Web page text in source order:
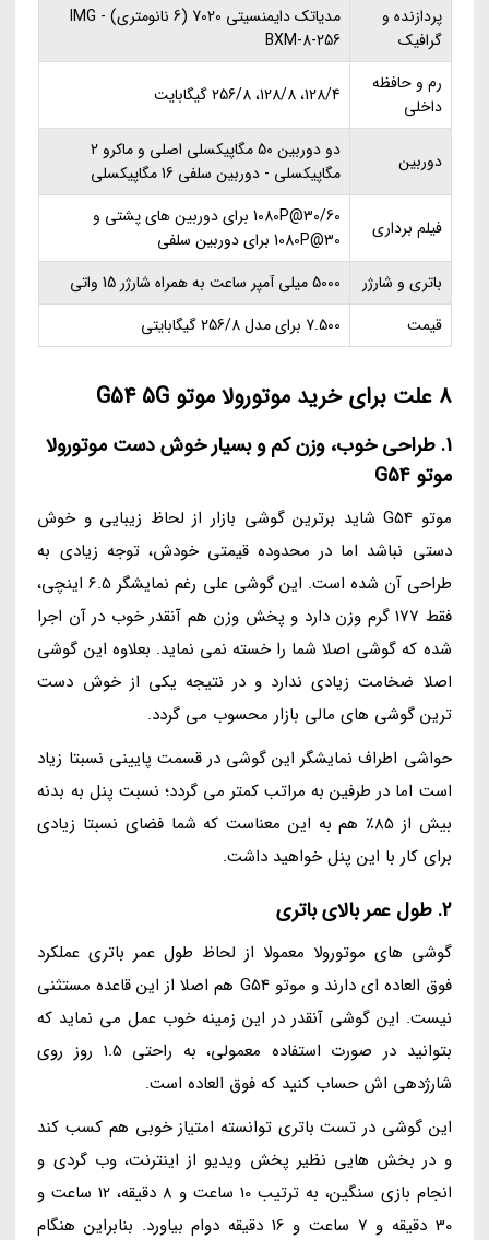
پردازنده و
گرافیک
مدیاتک دایمنسیتی 7020 (6 نانومتری) - IMG
BXM-8-256
رم و حافظه
داخلی
128/4، 128/8، 256/8 گیگابایت
دوربین
دو دوربین 50 مگاپیکسلی اصلی و ماکرو 2
مگاپیکسلی - دوربین سلفی 16 مگاپیکسلی
فیلم برداری
1080P@30/60 برای دوربین های پشتی و
1080P@30 برای دوربین سلفی
باتری و شارژر
5000 میلی آمپر ساعت به همراه شارژر 15 واتی
قیمت
7.500 برای مدل 256/8 گیگابایتی
8 علت برای خرید موتورولا موتو G54 5G
1. طراحی خوب، وزن کم و بسیار خوش دست موتورولا
موتو G54
موتو G54 شاید برترین گوشی بازار از لحاظ زیبایی و خوش
دستی نباشد اما در محدوده قیمتی خودش، توجه زیادی به
طراحی آن شده است. این گوشی علی رغم نمایشگر 6.5 اینچی،
فقط 177 گرم وزن دارد و پخش وزن هم آنقدر خوب در آن اجرا
شده که گوشی اصلا شما را خسته نمی نماید. بعلاوه این گوشی
اصلا ضخامت زیادی ندارد و در نتیجه یکی از خوش دست
ترین گوشی های مالی بازار محسوب می گردد.
حواشی اطراف نمایشگر این گوشی در قسمت پایینی نسبتا زیاد
است اما در طرفین به مراتب کمتر می گردد؛ نسبت پنل به بدنه
بیش از 85٪ هم به این معناست که شما فضای نسبتا زیادی
برای کار با این پنل خواهید داشت.
2. طول عمر بالای باتری
گوشی های موتورولا معمولا از لحاظ طول عمر باتری عملکرد
فوق العاده ای دارند و موتو G54 هم اصلا از این قاعده مستثنی
نیست. این گوشی آنقدر در این زمینه خوب عمل می نماید که
بتوانید در صورت استفاده معمولی، به راحتی 1.5 روز روی
شارژدهی اش حساب کنید که فوق العاده است.
این گوشی در تست باتری توانسته امتیاز خوبی هم کسب کند
و در بخش هایی نظیر پخش ویدیو از اینترنت، وب گردی و
انجام بازی سنگین، به ترتیب 10 ساعت و 8 دقیقه، 12 ساعت و
30 دقیقه و 7 ساعت و 16 دقیقه دوام بیاورد. بنابراین هنگام